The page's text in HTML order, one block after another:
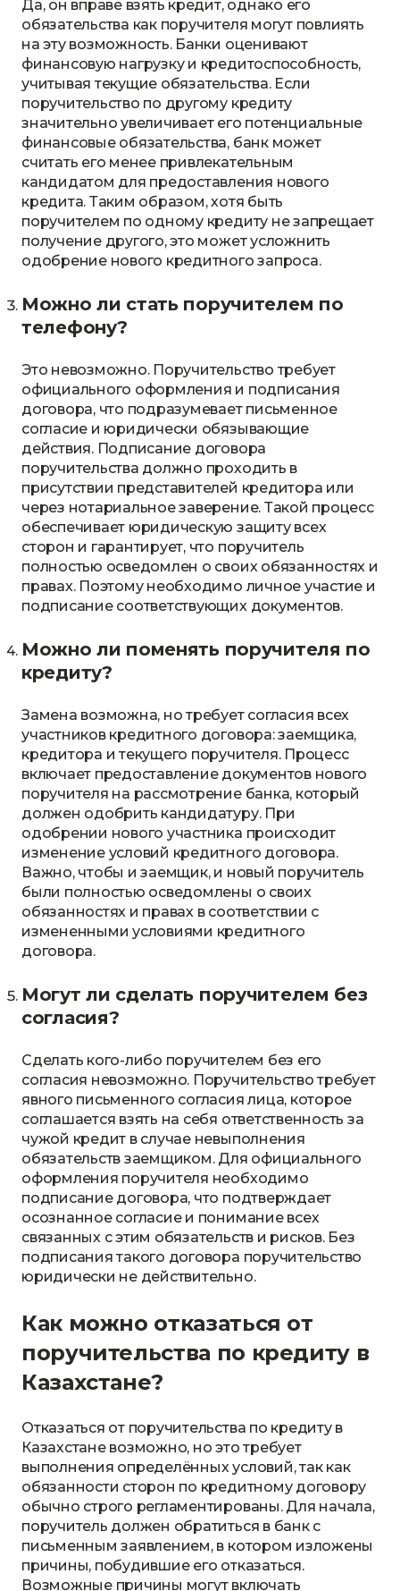
Да, он вправе взять кредит, однако его
обязательства как поручителя могут повлиять
на эту возможность. Банки оценивают
финансовую нагрузку и кредитоспособность,
учитывая текущие обязательства. Если
поручительство по другому кредиту
значительно увеличивает его потенциальные
финансовые обязательства, банк может
считать его менее привлекательным
кандидатом для предоставления нового
кредита. Таким образом, хотя быть
поручителем по одному кредиту не запрещает
получение другого, это может усложнить
одобрение нового кредитного запроса.
Можно ли стать поручителем по
телефону?
Это невозможно. Поручительство требует
официального оформления и подписания
договора, что подразумевает письменное
согласие и юридически обязывающие
действия. Подписание договора
поручительства должно проходить в
присутствии представителей кредитора или
через нотариальное заверение. Такой процесс
обеспечивает юридическую защиту всех
сторон и гарантирует, что поручитель
полностью осведомлен о своих обязанностях и
правах. Поэтому необходимо личное участие и
подписание соответствующих документов.
Можно ли поменять поручителя по
кредиту?
Замена возможна, но требует согласия всех
участников кредитного договора: заемщика,
кредитора и текущего поручителя. Процесс
включает предоставление документов нового
поручителя на рассмотрение банка, который
должен одобрить кандидатуру. При
одобрении нового участника происходит
изменение условий кредитного договора.
Важно, чтобы и заемщик, и новый поручитель
были полностью осведомлены о своих
обязанностях и правах в соответствии с
измененными условиями кредитного
договора.
Могут ли сделать поручителем без
согласия?
Сделать кого-либо поручителем без его
согласия невозможно. Поручительство требует
явного письменного согласия лица, которое
соглашается взять на себя ответственность за
чужой кредит в случае невыполнения
обязательств заемщиком. Для официального
оформления поручителя необходимо
подписание договора, что подтверждает
осознанное согласие и понимание всех
связанных с этим обязательств и рисков. Без
подписания такого договора поручительство
юридически не действительно.
Как можно отказаться от
поручительства по кредиту в
Казахстане?
Отказаться от поручительства по кредиту в
Казахстане возможно, но это требует
выполнения определённых условий, так как
обязанности сторон по кредитному договору
обычно строго регламентированы. Для начала,
поручитель должен обратиться в банк с
письменным заявлением, в котором изложены
причины, побудившие его отказаться.
Возможные причины могут включать